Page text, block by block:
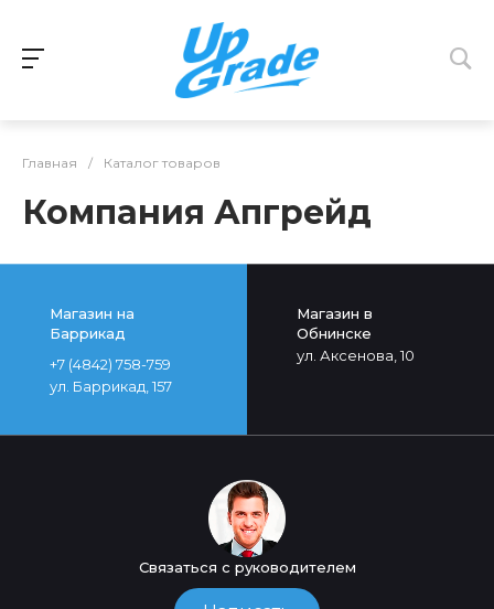
Главная / Каталог товаров
Компания Апгрейд
Магазин на
Баррикад
+7 (4842) 758-759
ул. Баррикад, 157
Магазин в
Обнинске
ул. Аксенова, 10
Связаться с руководителем